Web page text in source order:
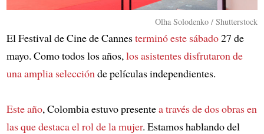
Olha Solodenko / Shutterstock
El Festival de Cine de Cannesterminó este sábado27 de
mayo. Como todos los años,los asistentes disfrutaron de
una amplia selecciónde películas independientes.
Este año, Colombia estuvo presentea través de dos obras en
las que destaca el rol de la mujer. Estamos hablando del